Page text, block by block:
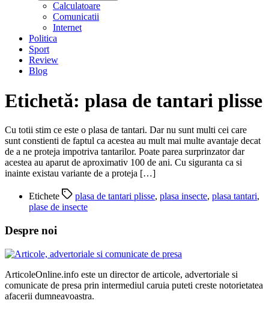
Calculatoare
Comunicatii
Internet
Politica
Sport
Review
Blog
Etichetă: plasa de tantari plisse
Cu totii stim ce este o plasa de tantari. Dar nu sunt multi cei care
sunt constienti de faptul ca acestea au mult mai multe avantaje decat
de a ne proteja impotriva tantarilor. Poate parea surprinzator dar
acestea au aparut de aproximativ 100 de ani. Cu siguranta ca si
inainte existau variante de a proteja […]
Etichete plasa de tantari plisse, plasa insecte, plasa tantari,
plase de insecte
Despre noi
ArticoleOnline.info este un director de articole, advertoriale si
comunicate de presa prin intermediul caruia puteti creste notorietatea
afacerii dumneavoastra.